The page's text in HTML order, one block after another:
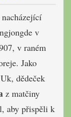
v
v raném
Jako
dědeček
z matčiny
aby přispěli k